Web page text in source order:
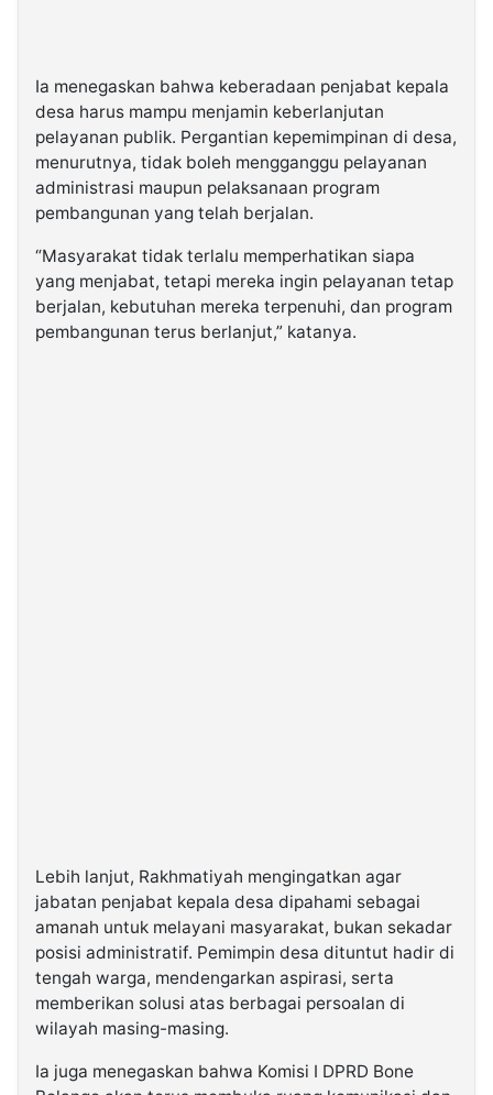
Ia menegaskan bahwa keberadaan penjabat kepala
desa harus mampu menjamin keberlanjutan
pelayanan publik. Pergantian kepemimpinan di desa,
menurutnya, tidak boleh mengganggu pelayanan
administrasi maupun pelaksanaan program
pembangunan yang telah berjalan.
“Masyarakat tidak terlalu memperhatikan siapa
yang menjabat, tetapi mereka ingin pelayanan tetap
berjalan, kebutuhan mereka terpenuhi, dan program
pembangunan terus berlanjut,” katanya.
Lebih lanjut, Rakhmatiyah mengingatkan agar
jabatan penjabat kepala desa dipahami sebagai
amanah untuk melayani masyarakat, bukan sekadar
posisi administratif. Pemimpin desa dituntut hadir di
tengah warga, mendengarkan aspirasi, serta
memberikan solusi atas berbagai persoalan di
wilayah masing-masing.
Ia juga menegaskan bahwa Komisi I DPRD Bone